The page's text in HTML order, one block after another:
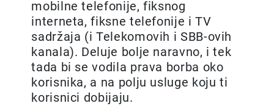
mobilne telefonije, fiksnog
interneta, fiksne telefonije i TV
sadržaja (i Telekomovih i SBB-ovih
kanala). Deluje bolje naravno, i tek
tada bi se vodila prava borba oko
korisnika, a na polju usluge koju ti
korisnici dobijaju.